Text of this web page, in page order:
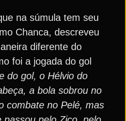
na súmula tem seu
Chanca, descreveu
diferente do
foi a jogada do gol
do gol, o Hélvio do
a bola sobrou no
combate no Pelé, mas